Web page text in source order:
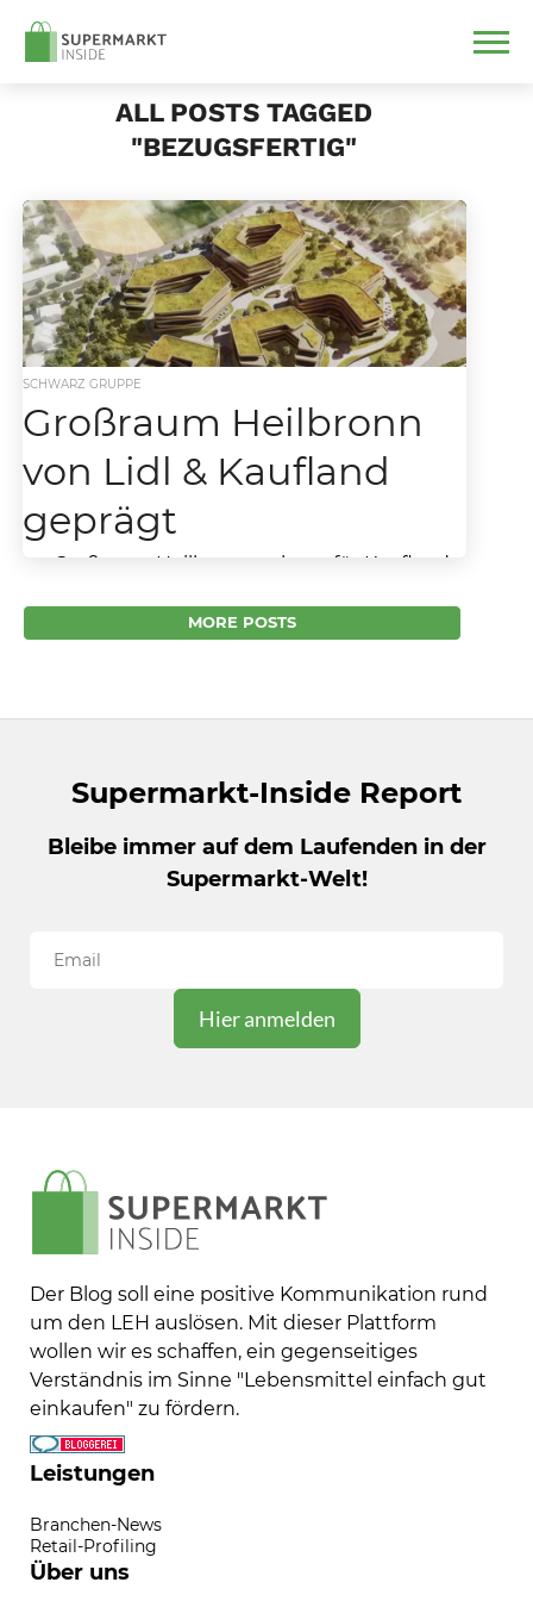
ALL POSTS TAGGED
"BEZUGSFERTIG"
SCHWARZ GRUPPE
Großraum Heilbronn
von Lidl & Kaufland
geprägt
Im Großraum Heilbronn geht es für Kaufland
Großraum Heilbronn auf die Beine...
MORE POSTS
Supermarkt-Inside Report
Bleibe immer auf dem Laufenden in der
Supermarkt-Welt!
Der Blog soll eine positive Kommunikation rund
um den LEH auslösen. Mit dieser Plattform
wollen wir es schaffen, ein gegenseitiges
Verständnis im Sinne "Lebensmittel einfach gut
einkaufen" zu fördern.
Leistungen
Branchen-News
Retail-Profiling
Über uns